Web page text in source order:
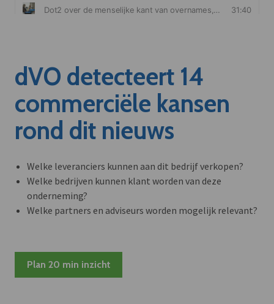
dVO detecteert 14
commerciële kansen
rond dit nieuws
Welke leveranciers kunnen aan dit bedrijf verkopen?
Welke bedrijven kunnen klant worden van deze
onderneming?
Welke partners en adviseurs worden mogelijk relevant?
Plan 20 min inzicht